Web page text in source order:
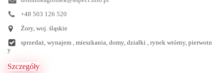
+48 503 126 520
Żory, woj. śląskie
sprzedaż, wynajem , mieszkania, domy, działki , rynek wtórny, pierwotn
y
Szczegóły